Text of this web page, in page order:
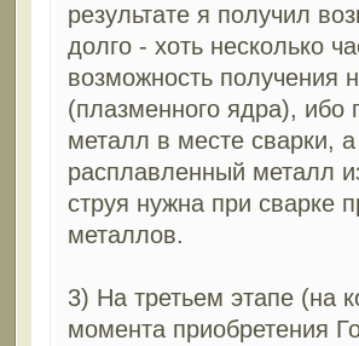
результате я получил
долго - хоть несколько
возможность получения
(плазменного ядра), ибо
металл в месте сварки,
расплавленный металл
струя нужна при сварке
металлов.
3) На третьем этапе (на
момента приобретения